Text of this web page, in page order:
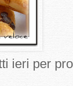
ieri per